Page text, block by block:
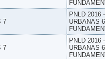
7
PNLD 2016
URBANAS
7
PNLD 2016
URBANAS